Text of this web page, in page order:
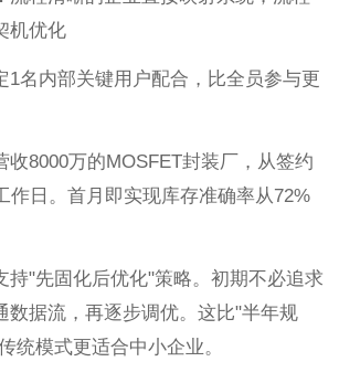
机优化
1名内部关键用户配合，比全员参与更
收8000万的MOSFET封装厂，从签约
作日。首月即实现库存准确率从72%
持"先固化后优化"策略。初期不必追求
数据流，再逐步调优。这比"半年规
统模式更适合中小企业。